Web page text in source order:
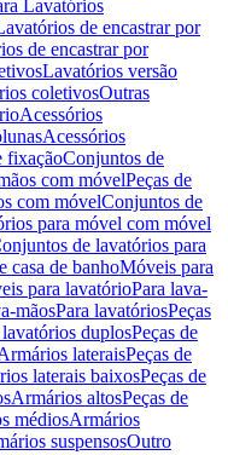
Lavatórios
de encastrar por
de encastrar por
Lavatórios versão
coletivosOutras
Acessórios
Acessórios
fixaçãoConjuntos de
com móvelPeças de
com móvelConjuntos de
para móvel com móvel
de lavatórios para
casa de banhoMóveis para
para lavatórioPara lava-
mãosPara lavatóriosPeças
lavatórios duplosPeças de
lateraisPeças de
laterais baixosPeças de
Armários altosPeças de
médiosArmários
suspensosOutro